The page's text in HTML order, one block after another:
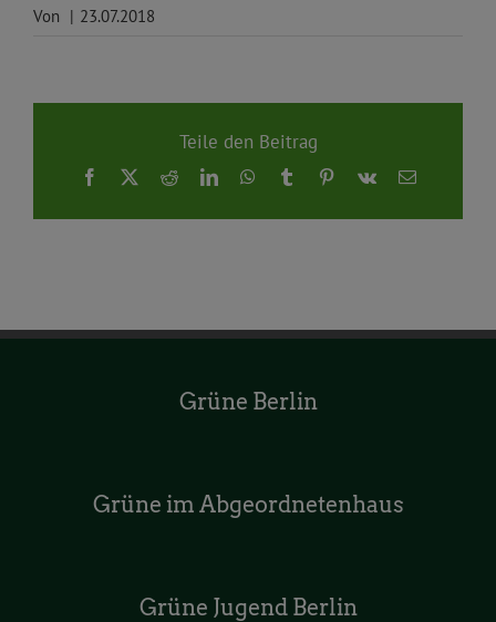
Von | 23.07.2018
Teile den Beitrag
Facebook
X RedditLinkedInWhatsApp
TumblrPinterest
Vk
E-
Grüne Berlin
Grüne im Abgeordnetenhaus
Grüne Jugend Berlin